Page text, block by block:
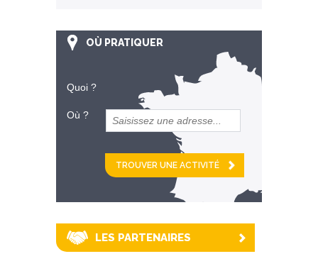
OÙ PRATIQUER
Quoi ?
Où ?
et
km alentour
LES PARTENAIRES